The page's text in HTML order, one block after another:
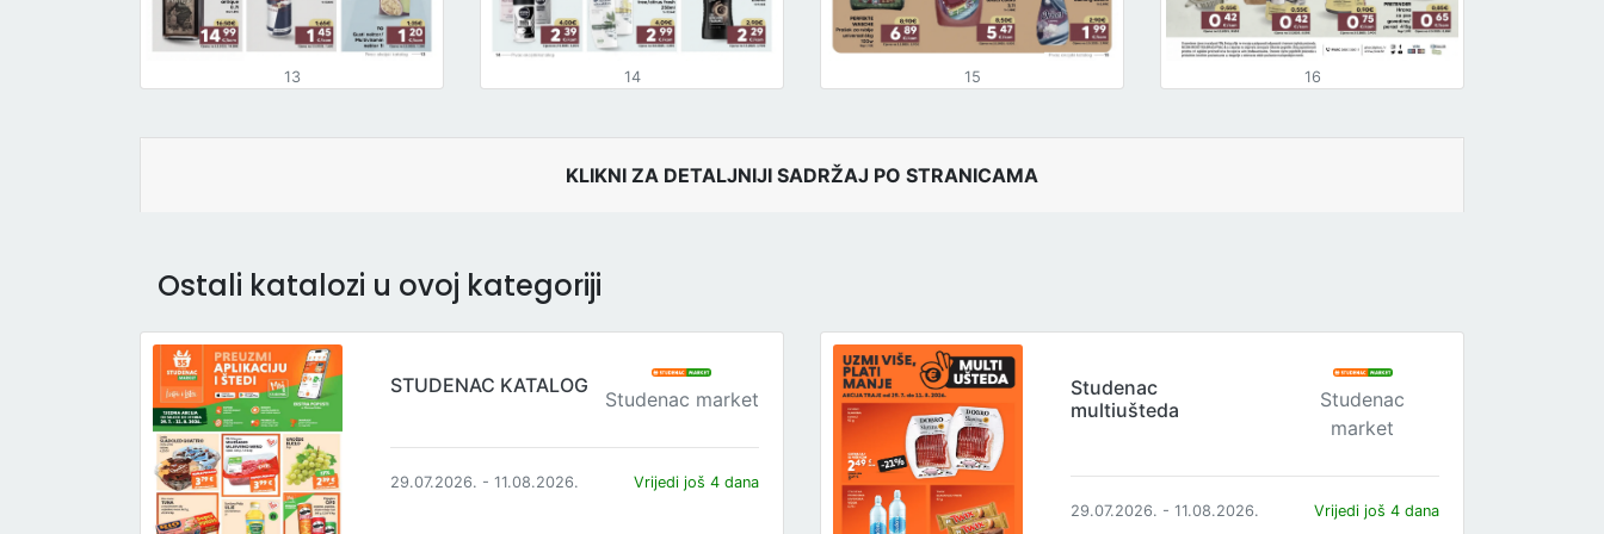
13 14 15 16
KLIKNI ZA DETALJNIJI SADRŽAJ PO STRANICAMA
Ostali katalozi u ovoj kategoriji
STUDENAC KATALOG
Studenac market
29.07.2026. - 11.08.2026. Vrijedi još 4 dana
Studenac
multiušteda
Studenac
market
29.07.2026. - 11.08.2026. Vrijedi još 4 dana